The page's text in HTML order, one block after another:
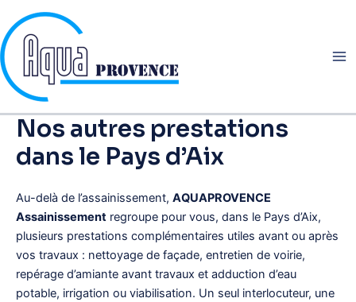
au
contenu
Nos autres prestations
dans le Pays d’Aix
Au-delà de l’assainissement, AQUAPROVENCE
Assainissement regroupe pour vous, dans le Pays d’Aix,
plusieurs prestations complémentaires utiles avant ou après
vos travaux : nettoyage de façade, entretien de voirie,
repérage d’amiante avant travaux et adduction d’eau
potable, irrigation ou viabilisation. Un seul interlocuteur, une